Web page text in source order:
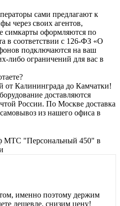
сами предлагают к
через своих агентов,
симкарты оформляются по
в соответствии с 126-ФЗ «О
подключаются на ваш
либо ограничений для вас в
от Калининграда до Камчатки!
доставляются
России. По Москве доставка
из нашего офиса в
МТС "Персональный 450" в
именно поэтому держим
дешевле, снизим цену!